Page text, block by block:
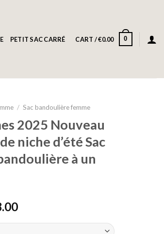
PETIT SAC CARRÉ CART /€0.00 0
/ Sac bandoulière femme
2025 Nouveau
niche d’été Sac
à un